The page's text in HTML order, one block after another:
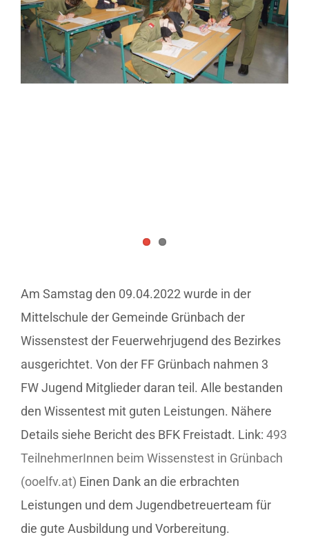
Am Samstag den 09.04.2022 wurde in der
Mittelschule der Gemeinde Grünbach der
Wissenstest der Feuerwehrjugend des Bezirkes
ausgerichtet. Von der FF Grünbach nahmen 3
FW Jugend Mitglieder daran teil. Alle bestanden
den Wissentest mit guten Leistungen. Nähere
Details siehe Bericht des BFK Freistadt. Link: 493
TeilnehmerInnen beim Wissenstest in Grünbach
(ooelfv.at) Einen Dank an die erbrachten
Leistungen und dem Jugendbetreuerteam für
die gute Ausbildung und Vorbereitung.